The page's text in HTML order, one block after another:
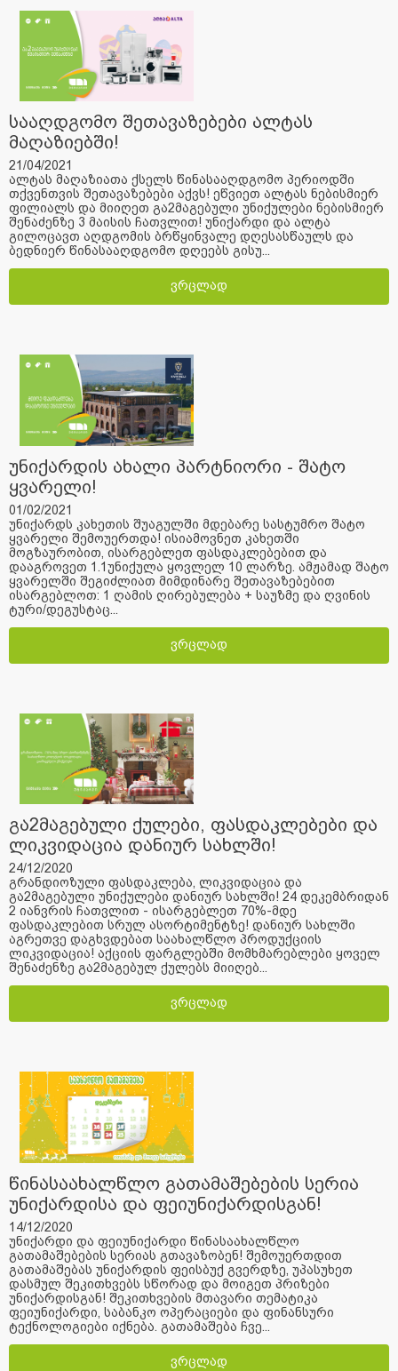
სააღდგომო შეთავაზებები ალტას
მაღაზიებში!
21/04/2021
ალტას მაღაზიათა ქსელს წინასააღდგომო პერიოდში
თქვენთვის შეთავაზებები აქვს! ეწვიეთ ალტას ნებისმიერ
ფილიალს და მიიღეთ გა2მაგებული უნიქულები ნებისმიერ
შენაძენზე 3 მაისის ჩათვლით! უნიქარდი და ალტა
გილოცავთ აღდგომის ბრწყინვალე დღესასწაულს და
ბედნიერ წინასააღდგომო დღეებს გისუ...
ვრცლად
უნიქარდის ახალი პარტნიორი - შატო
ყვარელი!
01/02/2021
უნიქარდს კახეთის შუაგულში მდებარე სასტუმრო შატო
ყვარელი შემოუერთდა! ისიამოვნეთ კახეთში
მოგზაურობით, ისარგებლეთ ფასდაკლებებით და
დააგროვეთ 1.1უნიქულა ყოვლელ 10 ლარზე. ამჟამად შატო
ყვარელში შეგიძლიათ მიმდინარე შეთავაზებებით
ისარგებლოთ: 1 ღამის ღირებულება + საუზმე და ღვინის
ტური/დეგუსტაც...
ვრცლად
გა2მაგებული ქულები, ფასდაკლებები და
ლიკვიდაცია დანიურ სახლში!
24/12/2020
გრანდიოზული ფასდაკლება, ლიკვიდაცია და
გა2მაგებული უნიქულები დანიურ სახლში! 24 დეკემბრიდან
2 იანვრის ჩათვლით - ისარგებლეთ 70%-მდე
ფასდაკლებით სრულ ასორტიმენტზე! დანიურ სახლში
აგრეთვე დაგხვდებათ საახალწლო პროდუქციის
ლიკვიდაცია! აქციის ფარგლებში მომხმარებლები ყოველ
შენაძენზე გა2მაგებულ ქულებს მიიღებ...
ვრცლად
წინასაახალწლო გათამაშებების სერია
უნიქარდისა და ფეიუნიქარდისგან!
14/12/2020
უნიქარდი და ფეიუნიქარდი წინასაახალწლო
გათამაშებების სერიას გთავაზობენ! შემოუერთდით
გათამაშებას უნიქარდის ფეისბუქ გვერდზე, უპასუხეთ
დასმულ შეკითხვებს სწორად და მოიგეთ პრიზები
უნიქარდისგან! შეკითხვების მთავარი თემატიკა
ფეიუნიქარდი, საბანკო ოპერაციები და ფინანსური
ტექნოლოგიები იქნება. გათამაშება ჩვე...
ვრცლად